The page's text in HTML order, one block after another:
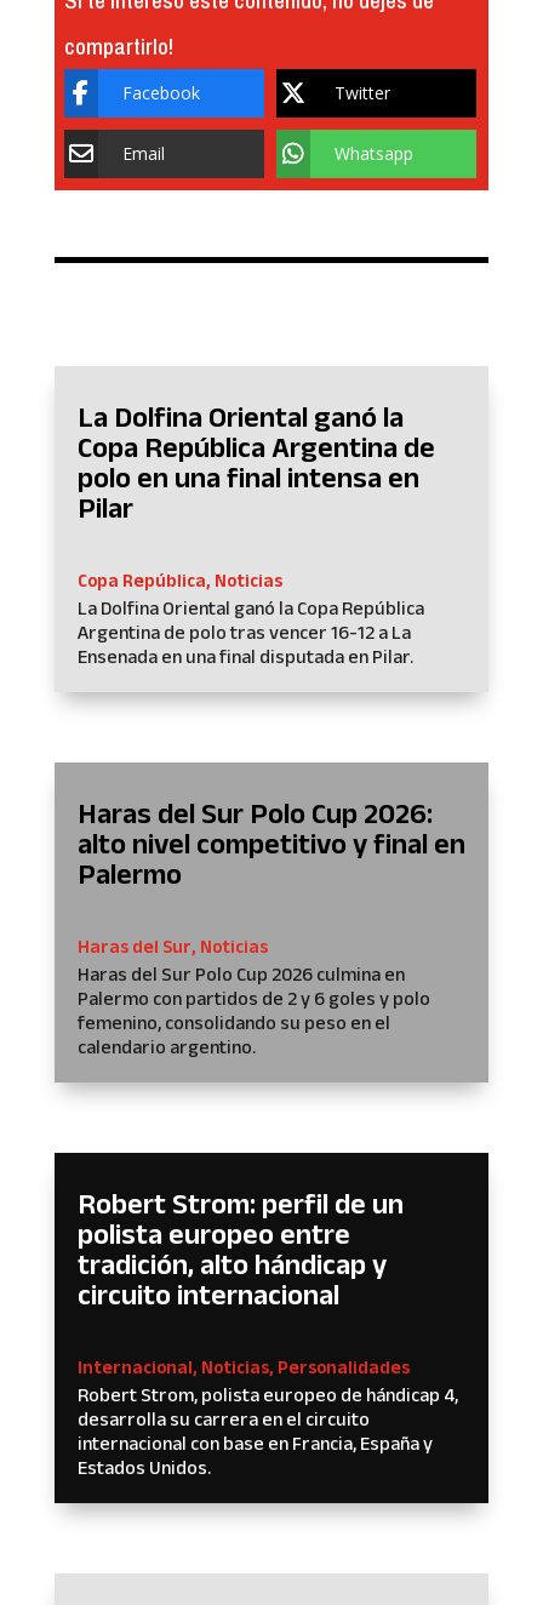
compartirlo!
Facebook Twitter
Email Whatsapp
La Dolfina Oriental ganó la
Copa República Argentina de
polo en una final intensa en
Pilar
Copa República, Noticias
La Dolfina Oriental ganó la Copa República
Argentina de polo tras vencer 16-12 a La
Ensenada en una final disputada en Pilar.
Haras del Sur Polo Cup 2026:
alto nivel competitivo y final en
Palermo
Haras del Sur, Noticias
Haras del Sur Polo Cup 2026 culmina en
Palermo con partidos de 2 y 6 goles y polo
femenino, consolidando su peso en el
calendario argentino.
Robert Strom: perfil de un
polista europeo entre
tradición, alto hándicap y
circuito internacional
Internacional, Noticias, Personalidades
Robert Strom, polista europeo de hándicap 4,
desarrolla su carrera en el circuito
internacional con base en Francia, España y
Estados Unidos.